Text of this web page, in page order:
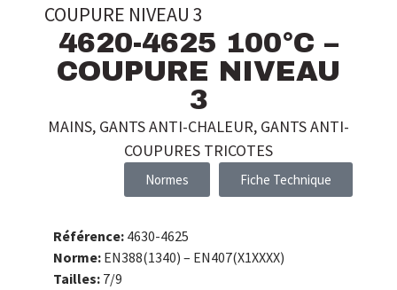
COUPURE NIVEAU 3
4620-4625 100°C –
COUPURE NIVEAU
3
MAINS, GANTS ANTI-CHALEUR, GANTS ANTI-
COUPURES TRICOTES
Normes Fiche Technique
Référence: 4630-4625
Norme: EN388(1340) – EN407(X1XXXX)
Tailles: 7/9